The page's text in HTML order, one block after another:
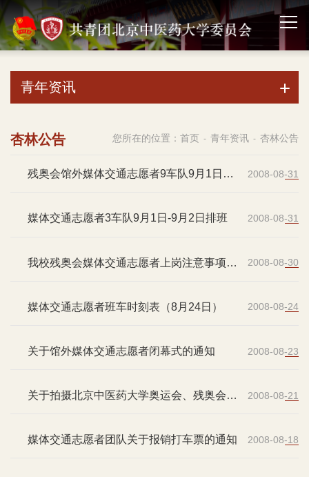
青年资讯
您所在的位置： 首页 - 青年资讯 - 杏林公告
杏林公告
残奥会馆外媒体交通志愿者9车队9月1日排
2008-08-31
媒体交通志愿者3车队9月1日-9月2日排班 2008-08-31
我校残奥会媒体交通志愿者上岗注意事项
2008-08-30
媒体交通志愿者班车时刻表（8月24日） 2008-08-24
关于馆外媒体交通志愿者闭幕式的通知 2008-08-23
关于拍摄北京中医药大学奥运会、残奥会赛
2008-08-21
媒体交通志愿者团队关于报销打车票的通知 2008-08-18